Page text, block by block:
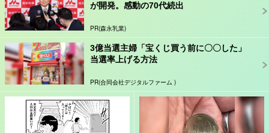
が開発。感動の70代続出
PR(森永乳業)
3億当選主婦「宝くじ買う前に〇〇した」
当選率上げる方法
PR(合同会社デジタルファーム )